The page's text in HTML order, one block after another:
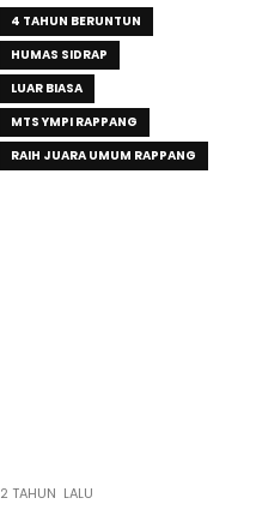
4 TAHUN BERUNTUN
HUMAS SIDRAP
LUAR BIASA
MTS YMPI RAPPANG
RAIH JUARA UMUM RAPPANG
2 TAHUN LALU